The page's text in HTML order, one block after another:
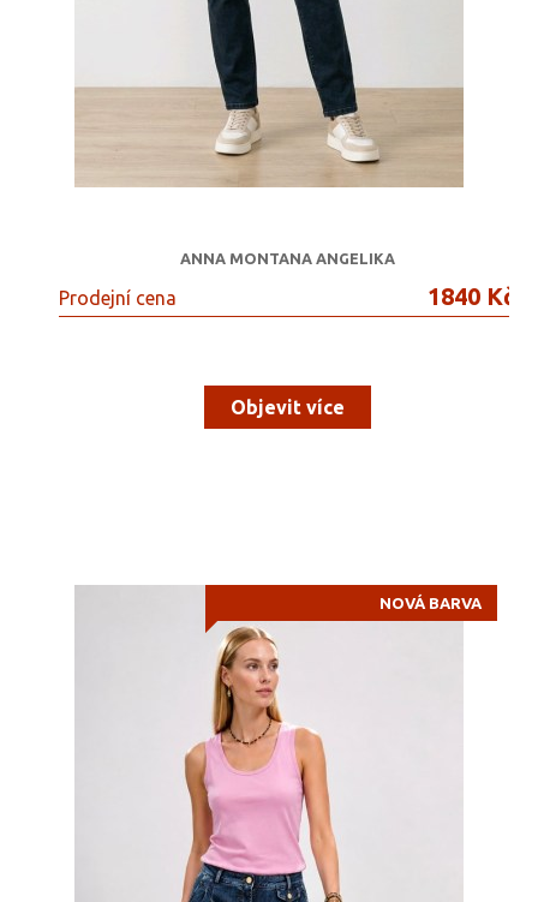
ANNA MONTANA ANGELIKA
Prodejní cena 1840 Kč
Objevit více
NOVÁ BARVA